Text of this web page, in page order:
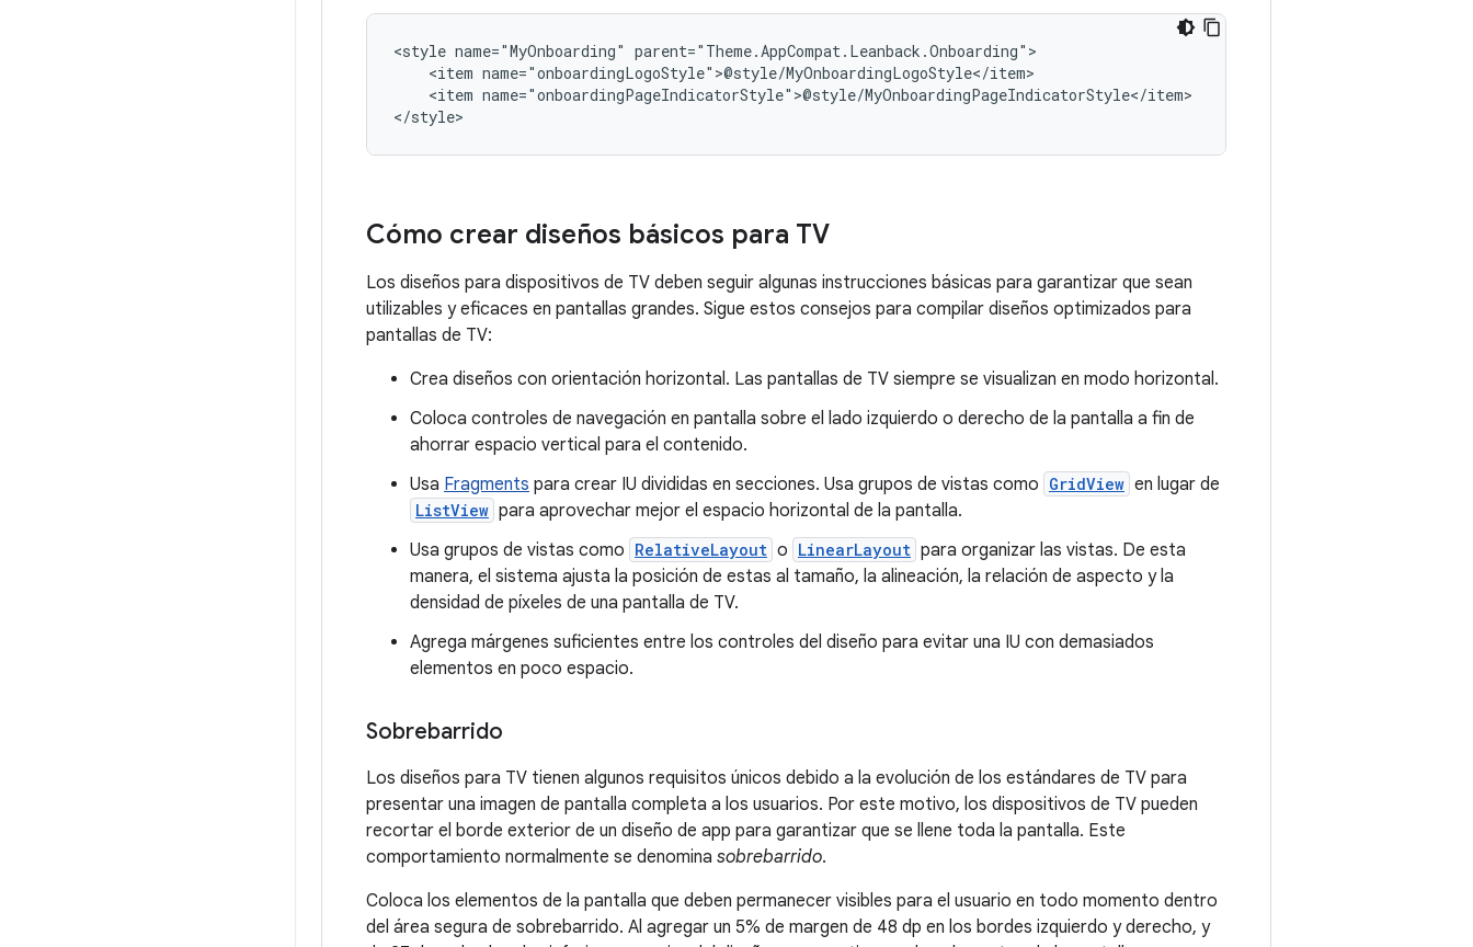
<style name="MyOnboarding"
<item
<item name="onboardingPageIndicatorStyle">@style/MyOnboardingPageIndicatorStyle</item>
</style>
Cómo crear diseños básicos para TV
Los diseños para dispositivos de TV deben seguir algunas instrucciones básicas para garantizar que sean
utilizables y eficaces en pantallas grandes. Sigue estos consejos para compilar diseños optimizados para
pantallas de TV:
Crea diseños con orientación horizontal. Las pantallas de TV siempre se visualizan en modo horizontal.
Coloca controles de navegación en pantalla sobre el lado izquierdo o derecho de la pantalla a fin de
ahorrar espacio vertical para el contenido.
Usa Fragments para crear IU divididas en secciones. Usa grupos de vistas como GridView en lugar de
ListView para aprovechar mejor el espacio horizontal de la pantalla.
Usa grupos de vistas como RelativeLayout o LinearLayout para organizar las vistas. De esta
manera, el sistema ajusta la posición de estas al tamaño, la alineación, la relación de aspecto y la
densidad de píxeles de una pantalla de TV.
Agrega márgenes suficientes entre los controles del diseño para evitar una IU con demasiados
elementos en poco espacio.
Sobrebarrido
Los diseños para TV tienen algunos requisitos únicos debido a la evolución de los estándares de TV para
presentar una imagen de pantalla completa a los usuarios. Por este motivo, los dispositivos de TV pueden
recortar el borde exterior de un diseño de app para garantizar que se llene toda la pantalla. Este
comportamiento normalmente se denomina sobrebarrido.
Coloca los elementos de la pantalla que deben permanecer visibles para el usuario en todo momento dentro
del área segura de sobrebarrido. Al agregar un 5% de margen de 48 dp en los bordes izquierdo y derecho, y